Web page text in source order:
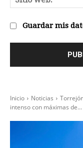
Guardar mis